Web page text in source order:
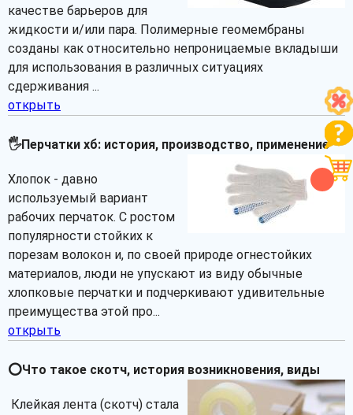
качестве барьеров для
жидкости и/или пара. Полимерные геомембраны
созданы как относительно непроницаемые вкладыши
для использования в различных ситуациях
сдерживания ...
открыть
🖐Перчатки хб: история, производство, применение
Хлопок - давно
используемый вариант
рабочих перчаток. С ростом
популярности стойких к
порезам волокон и, по своей природе огнестойких
материалов, люди не упускают из виду обычные
хлопковые перчатки и подчеркивают удивительные
преимущества этой про...
открыть
⭕Что такое скотч, история возникновения, виды
Клейкая лента (скотч) стала